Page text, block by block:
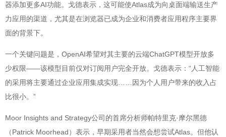
器添加更多AI功能。戈德表示，这可能使Atlas成为向桌面端输送生产
力应用的渠道，尤其是在浏览器已成为企业和消费者应用程序主要界
面的背景下。
一个关键问题是，OpenAI希望对其主要的云端ChatGPT模型开放多
少权限——该模型目前仅对订阅用户完全开放。戈德表示：“人工智能
的采用将主要通过企业应用集成实现……因为个人用户带来的收入占
比很小。”
Moor Insights and Strategy公司的首席分析师帕特里克·摩尔黑德
（Patrick Moorhead）表示，早期采用者当然会想尝试Atlas。但他认